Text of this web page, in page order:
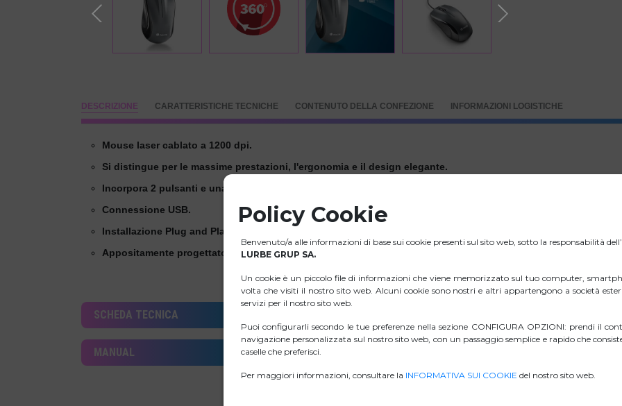
DESCRIZIONE CARATTERISTICHE TECNICHE CONTENUTO DELLA CONFEZIONE INFORMAZIONI LOGISTICHE
Mouse laser cablato a 1200 dpi.
Si distingue per le massime prestazioni, l'ergonomia e il design elegante.
Incorpora 2 pulsanti e una rotella di scorrimento che garantiscono un controllo eccellente.
Connessione USB.
Installazione Plug and Play.
Appositamente progettato per utenti ambidestri.
SCHEDA TECNICA
MANUAL D. DI CONFORMITÀ.
Policy Cookie
Benvenuto/a alle informazioni di base sui cookie presenti sul sito web, sotto la responsabilità
LURBE GRUP SA.
Un cookie è un piccolo file di informazioni che viene memorizzato sul tuo computer,
volta che visiti il nostro sito web. Alcuni cookie sono nostri e altri appartengono a società
servizi per il nostro sito web.
Puoi configurarli secondo le tue preferenze nella sezione CONFIGURA OPZIONI: prendi il
navigazione personalizzata sul nostro sito web, con un passaggio semplice e rapido che
caselle che preferisci.
Per maggiori informazioni, consultare la INFORMATIVA SUI COOKIE del nostro sito web.